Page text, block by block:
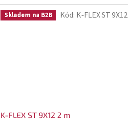
Skladem na B2B
K-FLEX ST 9X12 2 m
Kód: K-FLEX ST 9X12